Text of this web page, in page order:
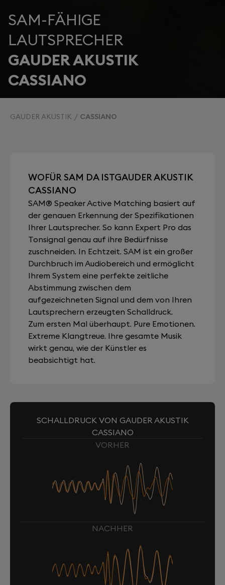
SAM-FÄHIGE
LAUTSPRECHER
GAUDER AKUSTIK
CASSIANO
GAUDER AKUSTIK CASSIANO
WOFÜR SAM DA ISTGAUDER AKUSTIK
CASSIANO
SAM® Speaker Active Matching basiert auf
der genauen Erkennung der Spezifikationen
Ihrer Lautsprecher. So kann Expert Pro das
Tonsignal genau auf ihre Bedürfnisse
zuschneiden. In Echtzeit. SAM ist ein großer
Durchbruch im Audiobereich und ermöglicht
Ihrem System eine perfekte zeitliche
Abstimmung zwischen dem
aufgezeichneten Signal und dem von Ihren
Lautsprechern erzeugten Schalldruck.
Zum ersten Mal überhaupt. Pure Emotionen.
Extreme Klangtreue. Ihre gesamte Musik
wirkt genau, wie der Künstler es
beabsichtigt hat.
SCHALLDRUCK VON GAUDER AKUSTIK
CASSIANO
VORHER
NACHHER